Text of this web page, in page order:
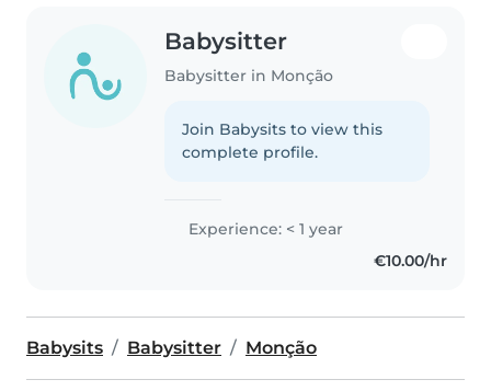
Babysitter
Babysitter in Monção
Join Babysits to view this
complete profile.
Experience: < 1 year
€10.00/hr
Babysits Babysitter Monção